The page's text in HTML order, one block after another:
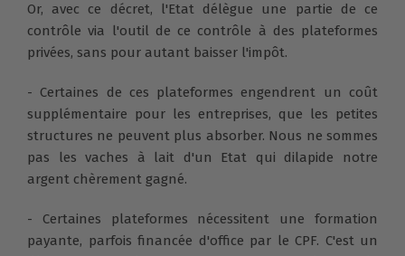
Or, avec ce décret, l'Etat délègue une partie de ce
contrôle via l'outil de ce contrôle à des plateformes
privées, sans pour autant baisser l'impôt.
- Certaines de ces plateformes engendrent un coût
supplémentaire pour les entreprises, que les petites
structures ne peuvent plus absorber. Nous ne sommes
pas les vaches à lait d'un Etat qui dilapide notre
argent chèrement gagné.
- Certaines plateformes nécessitent une formation
payante, parfois financée d'office par le CPF. C'est un